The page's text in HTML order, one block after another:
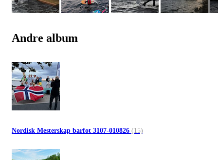
Andre album
Nordisk Mesterskap barfot 3107-010826 (15)